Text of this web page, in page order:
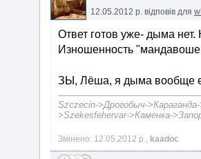
12.05.2012 р. відповів для
Ответ готов уже- дыма нет.
Изношенность
ЗЫ, Лёша, я дыма вообще
Szczecin->Дрогобыч-
>Szekesfehervar->Каменка-
Змінено: 12.05.2012 р., kaadoc